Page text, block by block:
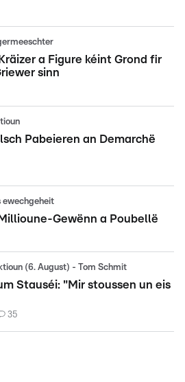
a Figure kéint Grond fir
sinn
Pabeieren an Demarchë
ewechgeheit
Gewënn a Poubellë
(6. August) - Tom Schmit
Stauséi: "Mir stoussen un eis
35